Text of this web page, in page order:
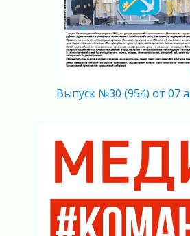
В Ленобласти растет
мобильного трафика
04 августа 2026
Полумрак бьёт по карману
Вниманию автомобилистов!
04 августа 2026
Регион готовится к выборам
04 августа 2026
Никакого принуждения,
согласие
04 августа 2026
Выпуск №30 (954) от 07